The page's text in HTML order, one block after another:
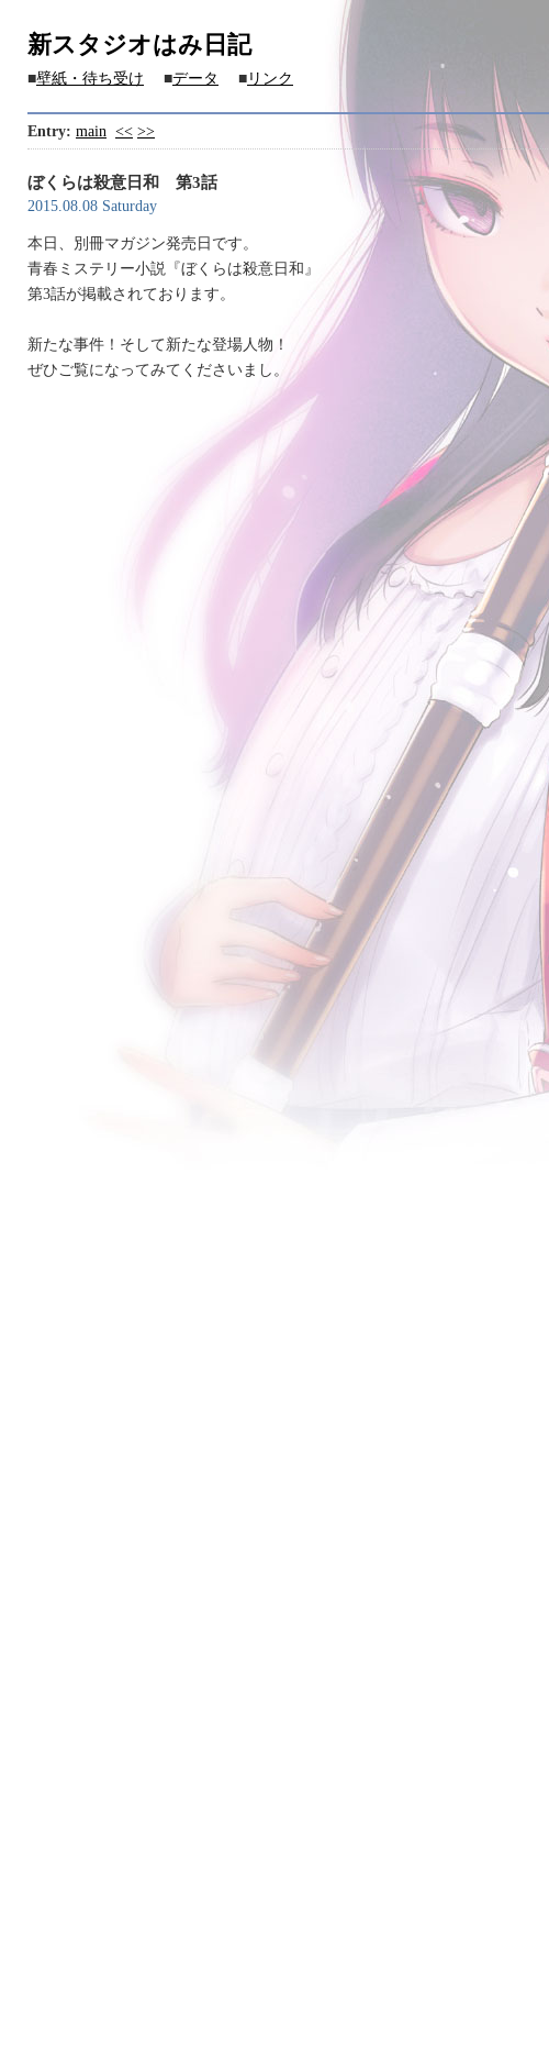
新スタジオはみ日記
■壁紙・待ち受け ■データ ■ リンク
Entry: main << >>
ぼくらは殺意日和 第3話
2015.08.08 Saturday
本日、別冊マガジン発売日です。
青春ミステリー小説『ぼくらは殺意日和』
第3話が掲載されております。
新たな事件！そして新たな登場人物！
ぜひご覧になってみてくださいまし。